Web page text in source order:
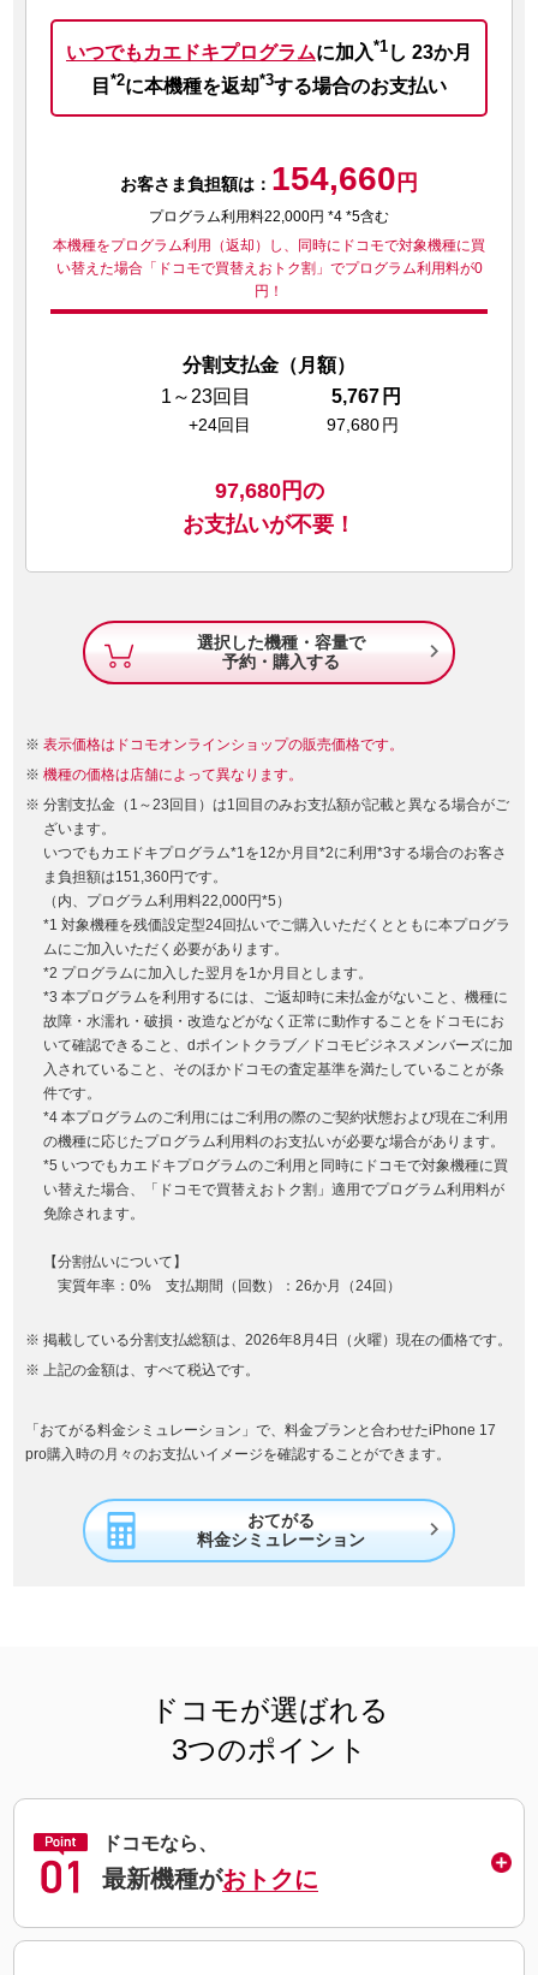
いつでもカエドキプログラムに加入*1 し 23か月
目 *2に本機種を返却*3する場合のお支払い
お客さま負担額は： 154,660 円
プログラム利用料22,000円 *4 *5含む
本機種をプログラム利用（返却）し、同時にドコモで対象機種に買
い替えた場合「ドコモで買替えおトク割」でプログラム利用料が0
円！
分割支払金（月額）
1～23回目
5,767 円
+24回目 97,680 円
97,680円の
お支払いが不要！
選択した機種・容量で
予約・購入する

表示価格はドコモオンラインショップの販売価格です。
機種の価格は店舗によって異なります。
分割支払金（1～23回目）は1回目のみお支払額が記載と異なる場合がご
ざいます。
いつでもカエドキプログラム*1を12か月目*2に利用*3する場合のお客さ
ま負担額は151,360円です。
（内、プログラム利用料22,000円*5）
*1 対象機種を残価設定型24回払いでご購入いただくとともに本プログラ
ムにご加入いただく必要があります。
*2 プログラムに加入した翌月を1か月目とします。
*3 本プログラムを利用するには、ご返却時に未払金がないこと、機種に
故障・水濡れ・破損・改造などがなく正常に動作することをドコモにお
いて確認できること、dポイントクラブ／ドコモビジネスメンバーズに加
入されていること、そのほかドコモの査定基準を満たしていることが条
件です。
*4 本プログラムのご利用にはご利用の際のご契約状態および現在ご利用
の機種に応じたプログラム利用料のお支払いが必要な場合があります。
*5 いつでもカエドキプログラムのご利用と同時にドコモで対象機種に買
い替えた場合、「ドコモで買替えおトク割」適用でプログラム利用料が
免除されます。
【分割払いについて】
実質年率：0% 支払期間（回数）：26か月（24回）
掲載している分割支払総額は、2026年8月4日（火曜）現在の価格です。
上記の金額は、すべて税込です。
「おてがる料金シミュレーション」で、料金プランと合わせたiPhone 17
pro購入時の月々のお支払いイメージを確認することができます。
おてがる
料金シミュレーション

ドコモが選ばれる
3つのポイント
ドコモなら、
最新機種がおトクに